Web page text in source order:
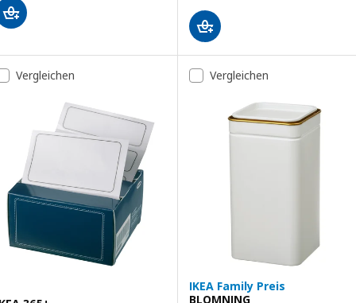
Vergleichen Vergleichen
IKEA Family Preis
BLOMNING